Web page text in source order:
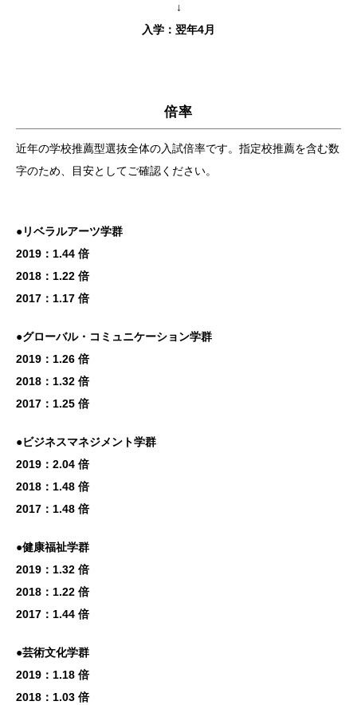
↓
入学：翌年4月
倍率
近年の学校推薦型選抜全体の入試倍率です。指定校推薦を含む数
字のため、目安としてご確認ください。
●リベラルアーツ学群
2019：1.44 倍
2018：1.22 倍
2017：1.17 倍
●グローバル・コミュニケーション学群
2019：1.26 倍
2018：1.32 倍
2017：1.25 倍
●ビジネスマネジメント学群
2019：2.04 倍
2018：1.48 倍
2017：1.48 倍
●健康福祉学群
2019：1.32 倍
2018：1.22 倍
2017：1.44 倍
●芸術文化学群
2019：1.18 倍
2018：1.03 倍